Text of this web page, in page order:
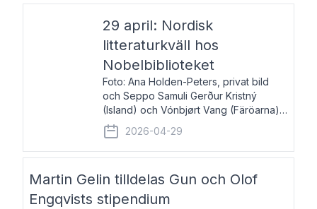
29 april: Nordisk
litteraturkväll hos
Nobelbiblioteket
Foto: Ana Holden-Peters, privat bild
och Seppo Samuli Gerður Kristný
(Island) och Vónbjørt Vang (Färöarna)
läser ur sina verk och samtalar med
John Swedenmark. De läser upp på
färöiska, isländska och svenska och
2026-04-29
Martin Gelin tilldelas Gun och Olof
Engqvists stipendium